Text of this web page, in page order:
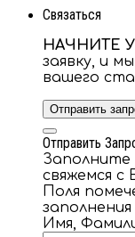
Связаться
НАЧНИТЕ
заявку, и
вашего
Отправить
Отправить
свяжемся с
Поля
заполнения
Имя,